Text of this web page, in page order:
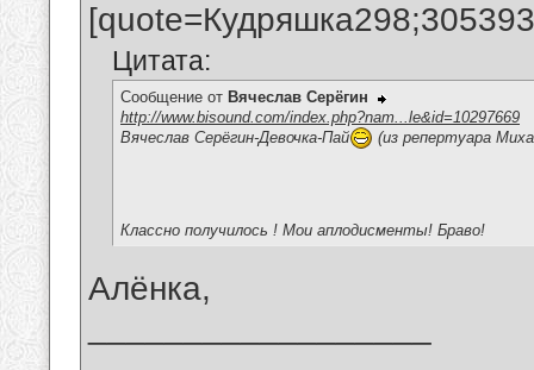
Цитата:
Сообщение от Вячеслав Серёгин
http://www.bisound.com/index.php?nam...le&id=10297669
Вячеслав Серёгин-Девочка-Пай
(из репертуара
Классно получилось ! Мои аплодисменты! Браво!
Алёнка,